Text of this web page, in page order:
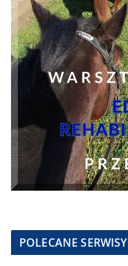
POLECANE SERWISY